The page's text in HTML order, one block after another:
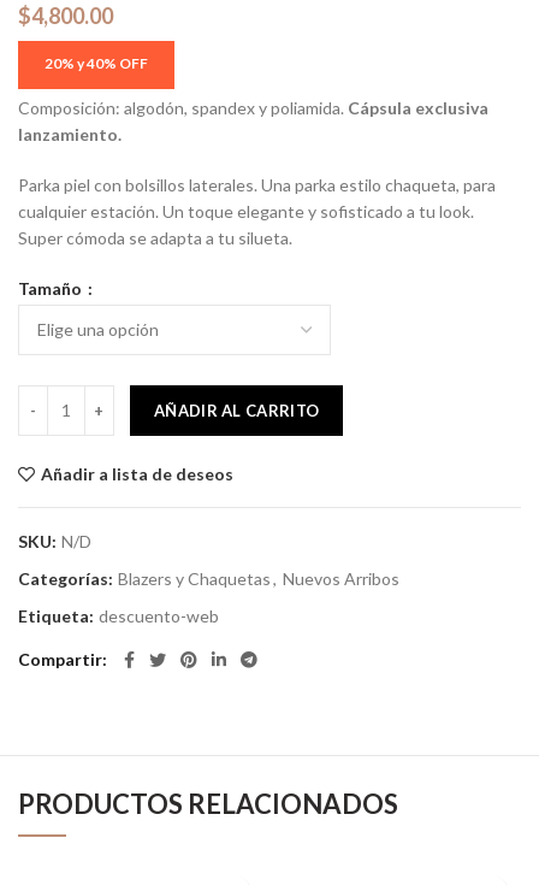
$4,800.00
Composición: algodón, spandex y poliamida. Cápsula exclusiva
lanzamiento.
Parka piel con bolsillos laterales. Una parka estilo chaqueta, para
cualquier estación. Un toque elegante y sofisticado a tu look.
Super cómoda se adapta a tu silueta.
Tamaño
AÑADIR AL CARRITO
Añadir a lista de deseos
SKU: N/D
Categorías: Blazers y Chaquetas, Nuevos Arribos
Etiqueta: descuento-web
Compartir
PRODUCTOS RELACIONADOS